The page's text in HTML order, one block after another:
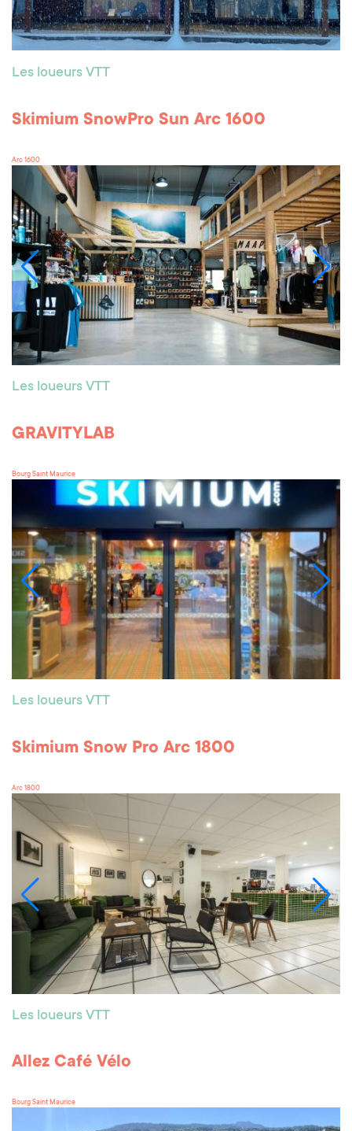
Les loueurs VTT
Skimium SnowPro Sun Arc 1600
Arc 1600
Les loueurs VTT
GRAVITYLAB
Bourg Saint Maurice
Les loueurs VTT
Skimium Snow Pro Arc 1800
Arc 1800
Les loueurs VTT
Allez Café Vélo
Bourg Saint Maurice